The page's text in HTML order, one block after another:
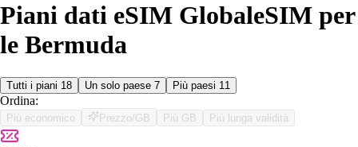
Piani dati eSIM GlobaleSIM per
le Bermuda
Tutti i piani 18 Un solo paese 7 Più paesi 11
Ordina:
Più economico Prezzo/GB Più GB Più lunga validità